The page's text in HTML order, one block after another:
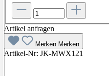
Artikel anfragen
Merken Merken
Artikel-Nr: JK-MWX121